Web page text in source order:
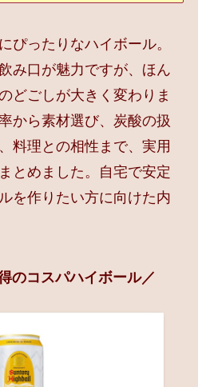
ぴったりなハイボール。
み口が魅力ですが、ほん
どごしが大きく変わりま
から素材選び、炭酸の扱
料理との相性まで、実用
とめました。自宅で安定
を作りたい方に向けた内
のコスパハイボール／